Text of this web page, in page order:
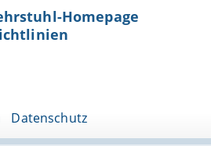
Homepage
Datenschutz